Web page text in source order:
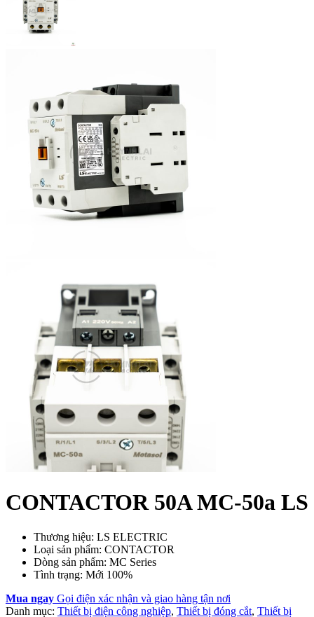
CONTACTOR 50A MC-50a LS
Thương hiệu: LS ELECTRIC
Loại sản phẩm: CONTACTOR
Dòng sản phẩm: MC Series
Tình trạng: Mới 100%
Mua ngay Gọi điện xác nhận và giao hàng tận nơi
Danh mục: Thiết bị điện công nghiệp, Thiết bị đóng cắt, Thiết bị